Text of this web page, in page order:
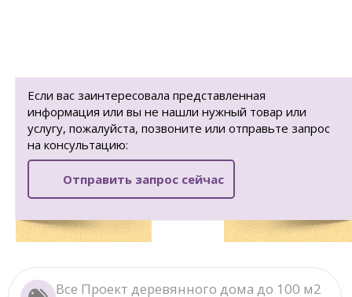
Если вас заинтересовала представленная
информация или вы не нашли нужный товар или
услугу, пожалуйста, позвоните или отправьте запрос
на консультацию:
Отправить запрос сейчас
Все Проект деревянного дома до 100 м2